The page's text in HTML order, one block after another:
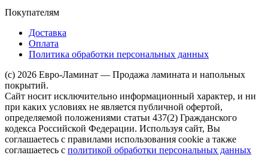
Покупателям
Доставка
Оплата
Политика обработки персональных данных
(c) 2026 Евро-Ламинат — Продажа ламината и напольных
покрытий.
Сайт носит исключительно информационный характер, и ни
при каких условиях не является публичной офертой,
определяемой положениями статьи 437(2) Гражданского
кодекса Российской Федерации. Используя сайт, Вы
соглашаетесь с правилами использования cookie а также
соглашаетесь с политикой обработки персональных данных